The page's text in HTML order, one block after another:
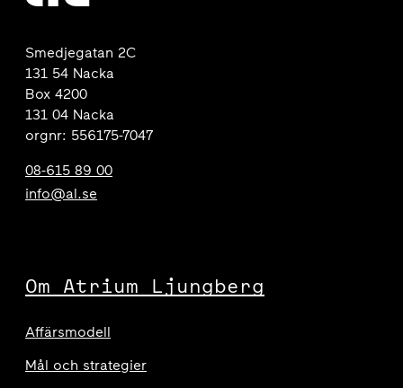
Smedjegatan 2C
131 54 Nacka
Box 4200
131 04 Nacka
orgnr: 556175-7047
08-615 89 00
info@al.se
Om Atrium Ljungberg
Affärsmodell
Mål och strategier